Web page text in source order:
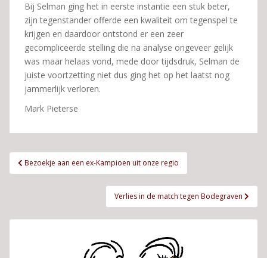
Bij Selman ging het in eerste instantie een stuk beter,
zijn tegenstander offerde een kwaliteit om tegenspel te
krijgen en daardoor ontstond er een zeer
gecompliceerde stelling die na analyse ongeveer gelijk
was maar helaas vond, mede door tijdsdruk, Selman de
juiste voortzetting niet dus ging het op het laatst nog
jammerlijk verloren.
Mark Pieterse
Bericht
navigatie
Bezoekje aan een ex-Kampioen uit onze regio
Verlies in de match tegen Bodegraven